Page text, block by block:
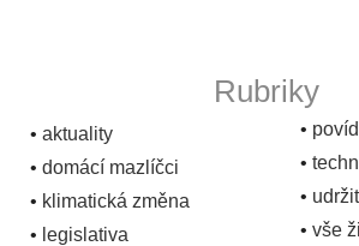
Rubriky
• aktuality
• domácí mazlíčci
• klimatická změna
• legislativa
•
•
•
• vše